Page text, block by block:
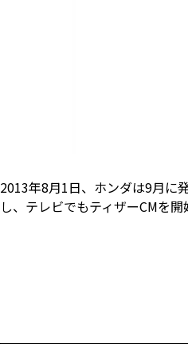
2013年8月1日、ホンダは9月に
し、テレビでもティザーCMを開